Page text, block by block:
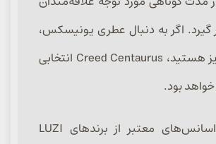
گیرد. اگر به دنبال عطری یونیسکس،
مدرن و متمایز هستید، Creed Centaurus انتخابی
بود.
این عطر با اسانس‌های معتبر از برندهای LUZI